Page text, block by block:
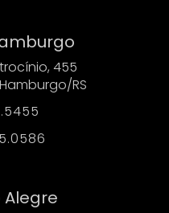
455
RS
Alegre